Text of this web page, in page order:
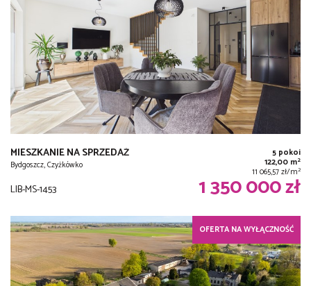
MIESZKANIE NA SPRZEDAŻ
Bydgoszcz, Czyżkówko
5 pokoi
122,00 m2
11 065,57 zł/m2
LIB-MS-1453 1 350 000 zł
OFERTA NA WYŁĄCZNOŚĆ